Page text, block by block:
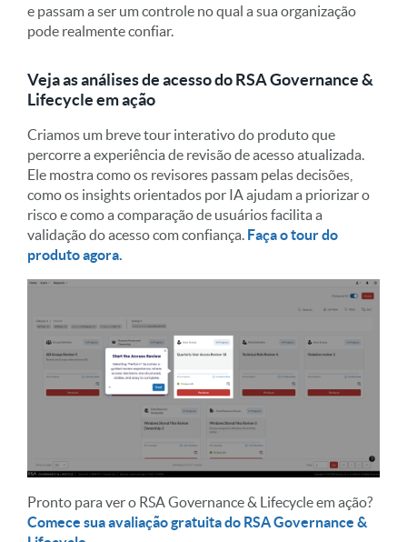
e passam a ser um controle no qual a sua organização
pode realmente confiar.
Veja as análises de acesso do RSA Governance &
Lifecycle em ação
Criamos um breve tour interativo do produto que
percorre a experiência de revisão de acesso atualizada.
Ele mostra como os revisores passam pelas decisões,
como os insights orientados por IA ajudam a priorizar o
risco e como a comparação de usuários facilita a
validação do acesso com confiança. Faça o tour do
produto agora.
Pronto para ver o RSA Governance & Lifecycle em ação?
Comece sua avaliação gratuita do RSA Governance &